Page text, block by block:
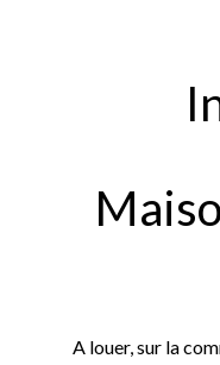
A louer, sur la